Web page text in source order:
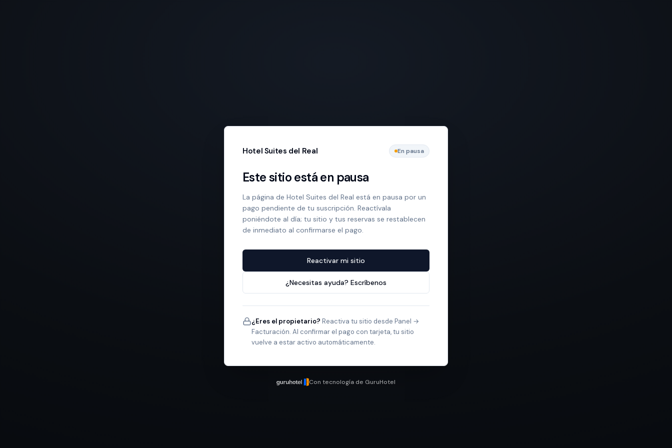
Hotel Suites del Real En pausa
Este sitio está en pausa
La página de Hotel Suites del Real está en pausa por un
pago pendiente de tu suscripción. Reactívala
poniéndote al día; tu sitio y tus reservas se restablecen
de inmediato al confirmarse el pago.
Reactivar mi sitio
¿Necesitas ayuda? Escríbenos
¿Eres el propietario? Reactiva tu sitio desde Panel →
Facturación. Al confirmar el pago con tarjeta, tu sitio
vuelve a estar activo automáticamente.
Con tecnología de GuruHotel